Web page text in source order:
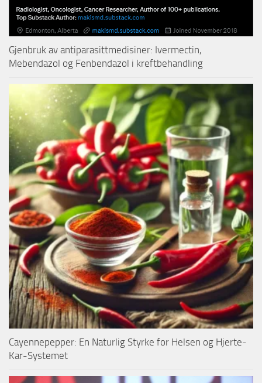
Gjenbruk av antiparasittmedisiner: Ivermectin,
Mebendazol og Fenbendazol i kreftbehandling
Cayennepepper: En Naturlig Styrke for Helsen og Hjerte-
Kar-Systemet